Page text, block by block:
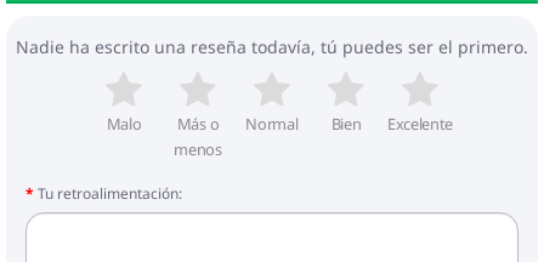
Nadie ha escrito una reseña todavía, tú puedes ser el primero.
Malo
Más o
menos
Normal Bien Excelente
Tu retroalimentación: